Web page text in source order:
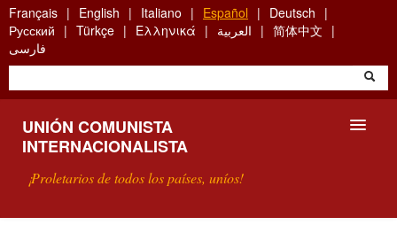
Skip
to
main
content
Français English Italiano Español
Deutsch
Русский
Türkçe Ελληνικά العربية
简体中文
فارسی
UNIÓN COMUNISTA
INTERNACIONALISTA
¡Proletarios de todos los países, uníos!